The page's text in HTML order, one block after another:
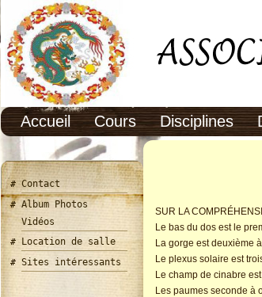
Accueil Cours Disciplines
Contact
Album Photos
Vidéos
Location de salle
Sites intéressants
SUR LA
Le bas du dos est le
La gorge est deuxième
Le plexus solaire est
Le champ de cinabre
Les paumes seconde à